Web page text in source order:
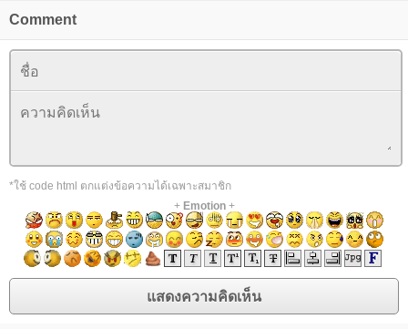
Comment
*ใช้ code html ตกแต่งข้อความได้เฉพาะสมาชิก
+ Emotion+